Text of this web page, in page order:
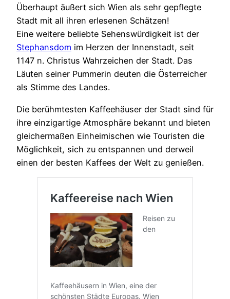
Überhaupt äußert sich Wien als sehr gepflegte
Stadt mit all ihren erlesenen Schätzen!
Eine weitere beliebte Sehenswürdigkeit ist der
Stephansdom im Herzen der Innenstadt, seit
1147 n. Christus Wahrzeichen der Stadt. Das
Läuten seiner Pummerin deuten die Österreicher
als Stimme des Landes.
Die berühmtesten Kaffeehäuser der Stadt sind für
ihre einzigartige Atmosphäre bekannt und bieten
gleichermaßen Einheimischen wie Touristen die
Möglichkeit, sich zu entspannen und derweil
einen der besten Kaffees der Welt zu genießen.